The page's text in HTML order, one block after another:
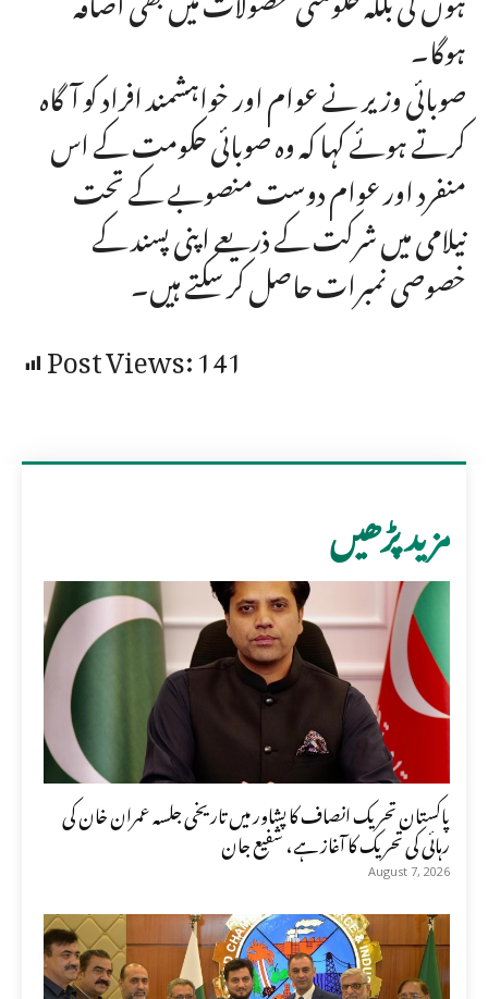
ہوگا۔
صوبائی وزیر نے عوام اور خواہشمند افراد کو آگاہ
کرتے ہوئے کہا کہ وہ صوبائی حکومت کے اس
منفرد اور عوام دوست منصوبے کے تحت
نیلامی میں شرکت کے ذریعے اپنی پسند کے
خصوصی نمبرات حاصل کر سکتے ہیں۔
Post Views:141
مزید پڑھیں
پاکستان تحریک انصاف کا پشاور میں تاریخی جلسہ عمران خان کی
رہائی کی تحریک کا آغاز ہے، شفیع جان
August 7, 2026